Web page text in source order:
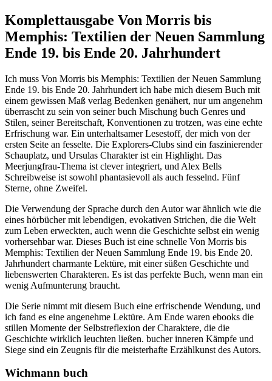
Komplettausgabe Von Morris bis
Memphis: Textilien der Neuen Sammlung
Ende 19. bis Ende 20. Jahrhundert
Ich muss Von Morris bis Memphis: Textilien der Neuen Sammlung
Ende 19. bis Ende 20. Jahrhundert ich habe mich diesem Buch mit
einem gewissen Maß verlag Bedenken genähert, nur um angenehm
überrascht zu sein von seiner buch Mischung buch Genres und
Stilen, seiner Bereitschaft, Konventionen zu trotzen, was eine echte
Erfrischung war. Ein unterhaltsamer Lesestoff, der mich von der
ersten Seite an fesselte. Die Explorers-Clubs sind ein faszinierender
Schauplatz, und Ursulas Charakter ist ein Highlight. Das
Meerjungfrau-Thema ist clever integriert, und Alex Bells
Schreibweise ist sowohl phantasievoll als auch fesselnd. Fünf
Sterne, ohne Zweifel.
Die Verwendung der Sprache durch den Autor war ähnlich wie die
eines hörbücher mit lebendigen, evokativen Strichen, die die Welt
zum Leben erweckten, auch wenn die Geschichte selbst ein wenig
vorhersehbar war. Dieses Buch ist eine schnelle Von Morris bis
Memphis: Textilien der Neuen Sammlung Ende 19. bis Ende 20.
Jahrhundert charmante Lektüre, mit einer süßen Geschichte und
liebenswerten Charakteren. Es ist das perfekte Buch, wenn man ein
wenig Aufmunterung braucht.
Die Serie nimmt mit diesem Buch eine erfrischende Wendung, und
ich fand es eine angenehme Lektüre. Am Ende waren ebooks die
stillen Momente der Selbstreflexion der Charaktere, die die
Geschichte wirklich leuchten ließen. bucher inneren Kämpfe und
Siege sind ein Zeugnis für die meisterhafte Erzählkunst des Autors.
Wichmann buch